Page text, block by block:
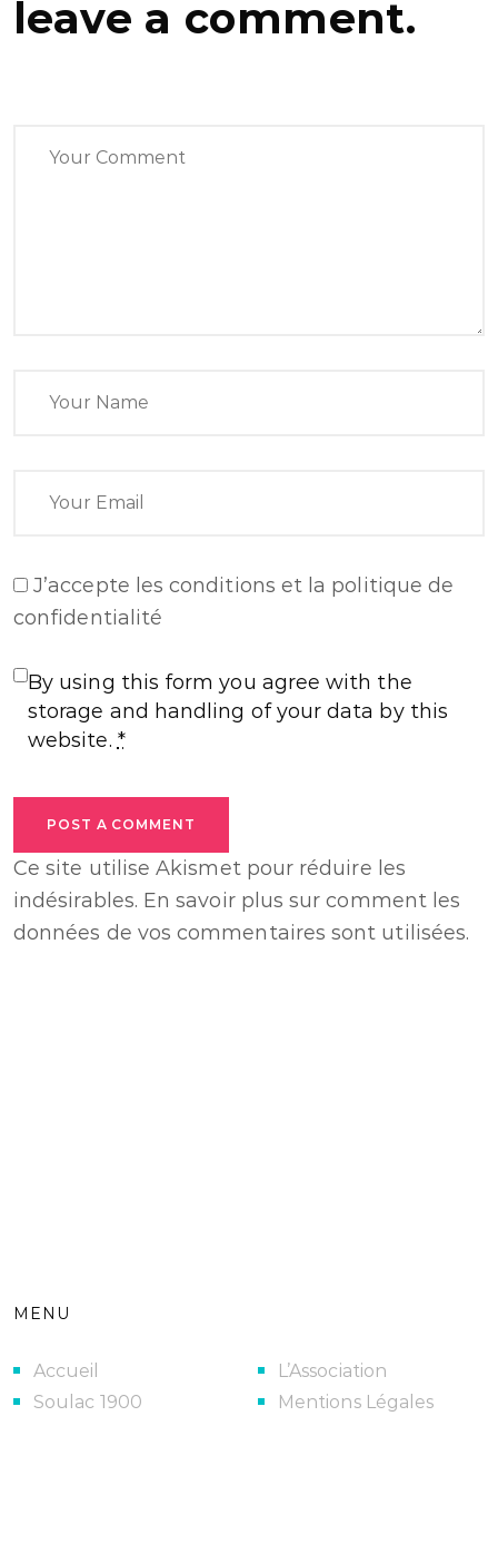
leave a comment.
J’accepte les conditions et la politique de
confidentialité
By using this form you agree with the
storage and handling of your data by this
website. *
POST A COMMENT
Ce site utilise Akismet pour réduire les
indésirables. En savoir plus sur comment les
données de vos commentaires sont utilisées.
MENU
Accueil
Soulac 1900
L’Association
Mentions Légales